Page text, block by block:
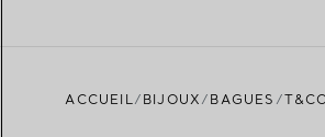
TROUVEZ LA BOUTIQUE LA PLUS PROCHE
ACCUEIL BIJOUX BAGUES